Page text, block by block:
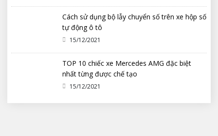
Cách sử dụng bộ lẫy chuyển số trên xe hộp số
tự động ô tô
15/12/2021
TOP 10 chiếc xe Mercedes AMG đặc biệt
nhất từng được chế tạo
15/12/2021